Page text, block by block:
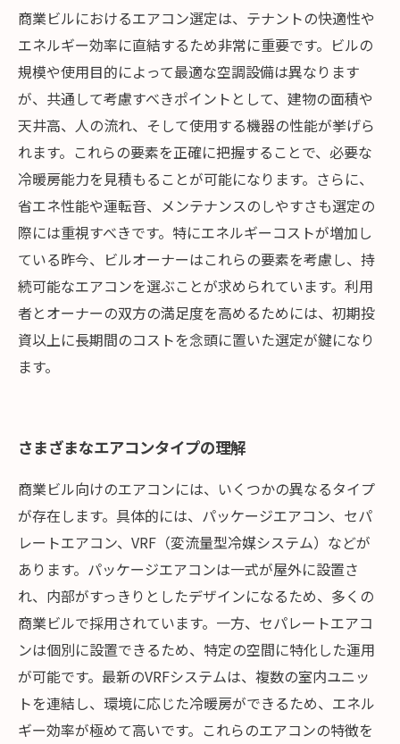
商業ビルにおけるエアコン選定は、テナントの快適性や
エネルギー効率に直結するため非常に重要です。ビルの
規模や使用目的によって最適な空調設備は異なります
が、共通して考慮すべきポイントとして、建物の面積や
天井高、人の流れ、そして使用する機器の性能が挙げら
れます。これらの要素を正確に把握することで、必要な
冷暖房能力を見積もることが可能になります。さらに、
省エネ性能や運転音、メンテナンスのしやすさも選定の
際には重視すべきです。特にエネルギーコストが増加し
ている昨今、ビルオーナーはこれらの要素を考慮し、持
続可能なエアコンを選ぶことが求められています。利用
者とオーナーの双方の満足度を高めるためには、初期投
資以上に長期間のコストを念頭に置いた選定が鍵になり
ます。
さまざまなエアコンタイプの理解
商業ビル向けのエアコンには、いくつかの異なるタイプ
が存在します。具体的には、パッケージエアコン、セパ
レートエアコン、VRF（変流量型冷媒システム）などが
あります。パッケージエアコンは一式が屋外に設置さ
れ、内部がすっきりとしたデザインになるため、多くの
商業ビルで採用されています。一方、セパレートエアコ
ンは個別に設置できるため、特定の空間に特化した運用
が可能です。最新のVRFシステムは、複数の室内ユニッ
トを連結し、環境に応じた冷暖房ができるため、エネル
ギー効率が極めて高いです。これらのエアコンの特徴を